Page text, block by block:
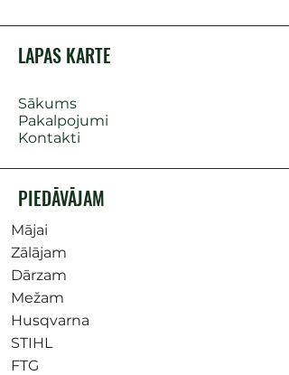
LAPAS KARTE
Sākums
Pakalpojumi
Kontakti
PIEDĀVĀJAM
Mājai
Zālājam
Dārzam
Mežam
Husqvarna
STIHL
FTG